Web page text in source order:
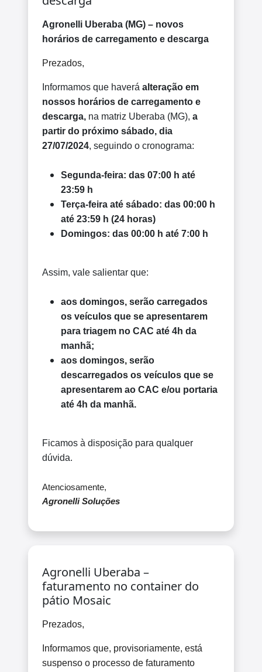
Agronelli Uberaba (MG) – novos
horários de carregamento e descarga
Prezados,
Informamos que haverá alteração em
nossos horários de carregamento e
descarga, na matriz Uberaba (MG), a
partir do próximo sábado, dia
27/07/2024, seguindo o cronograma:
Segunda-feira: das 07:00 h até
23:59 h
Terça-feira até sábado: das 00:00 h
até 23:59 h (24 horas)
Domingos: das 00:00 h até 7:00 h
Assim, vale salientar que:
aos domingos, serão carregados
os veículos que se apresentarem
para triagem no CAC até 4h da
manhã;
aos domingos, serão
descarregados os veículos que se
apresentarem ao CAC e/ou portaria
até 4h da manhã.
Ficamos à disposição para qualquer
dúvida.
Atenciosamente,
Agronelli Soluções
Agronelli Uberaba –
faturamento no container do
pátio Mosaic
Prezados,
Informamos que, provisoriamente, está
suspenso o processo de faturamento